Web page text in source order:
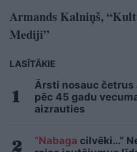
Armands Kalniņš,
Mediji”
LASĪTĀKIE
Ārsti nosauc četrus
pēc 45 gadu
aizrauties
“Nabaga cilvēki…”